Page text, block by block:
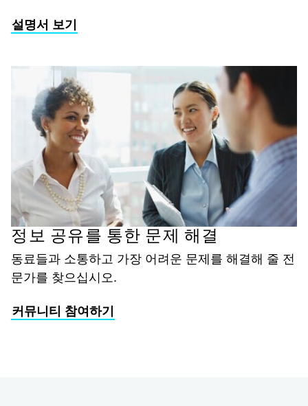
설명서 보기
정보 공유를 통한 문제 해결
동료들과 소통하고 가장 어려운 문제를 해결해 줄 전
문가를 찾으십시오.
커뮤니티 참여하기